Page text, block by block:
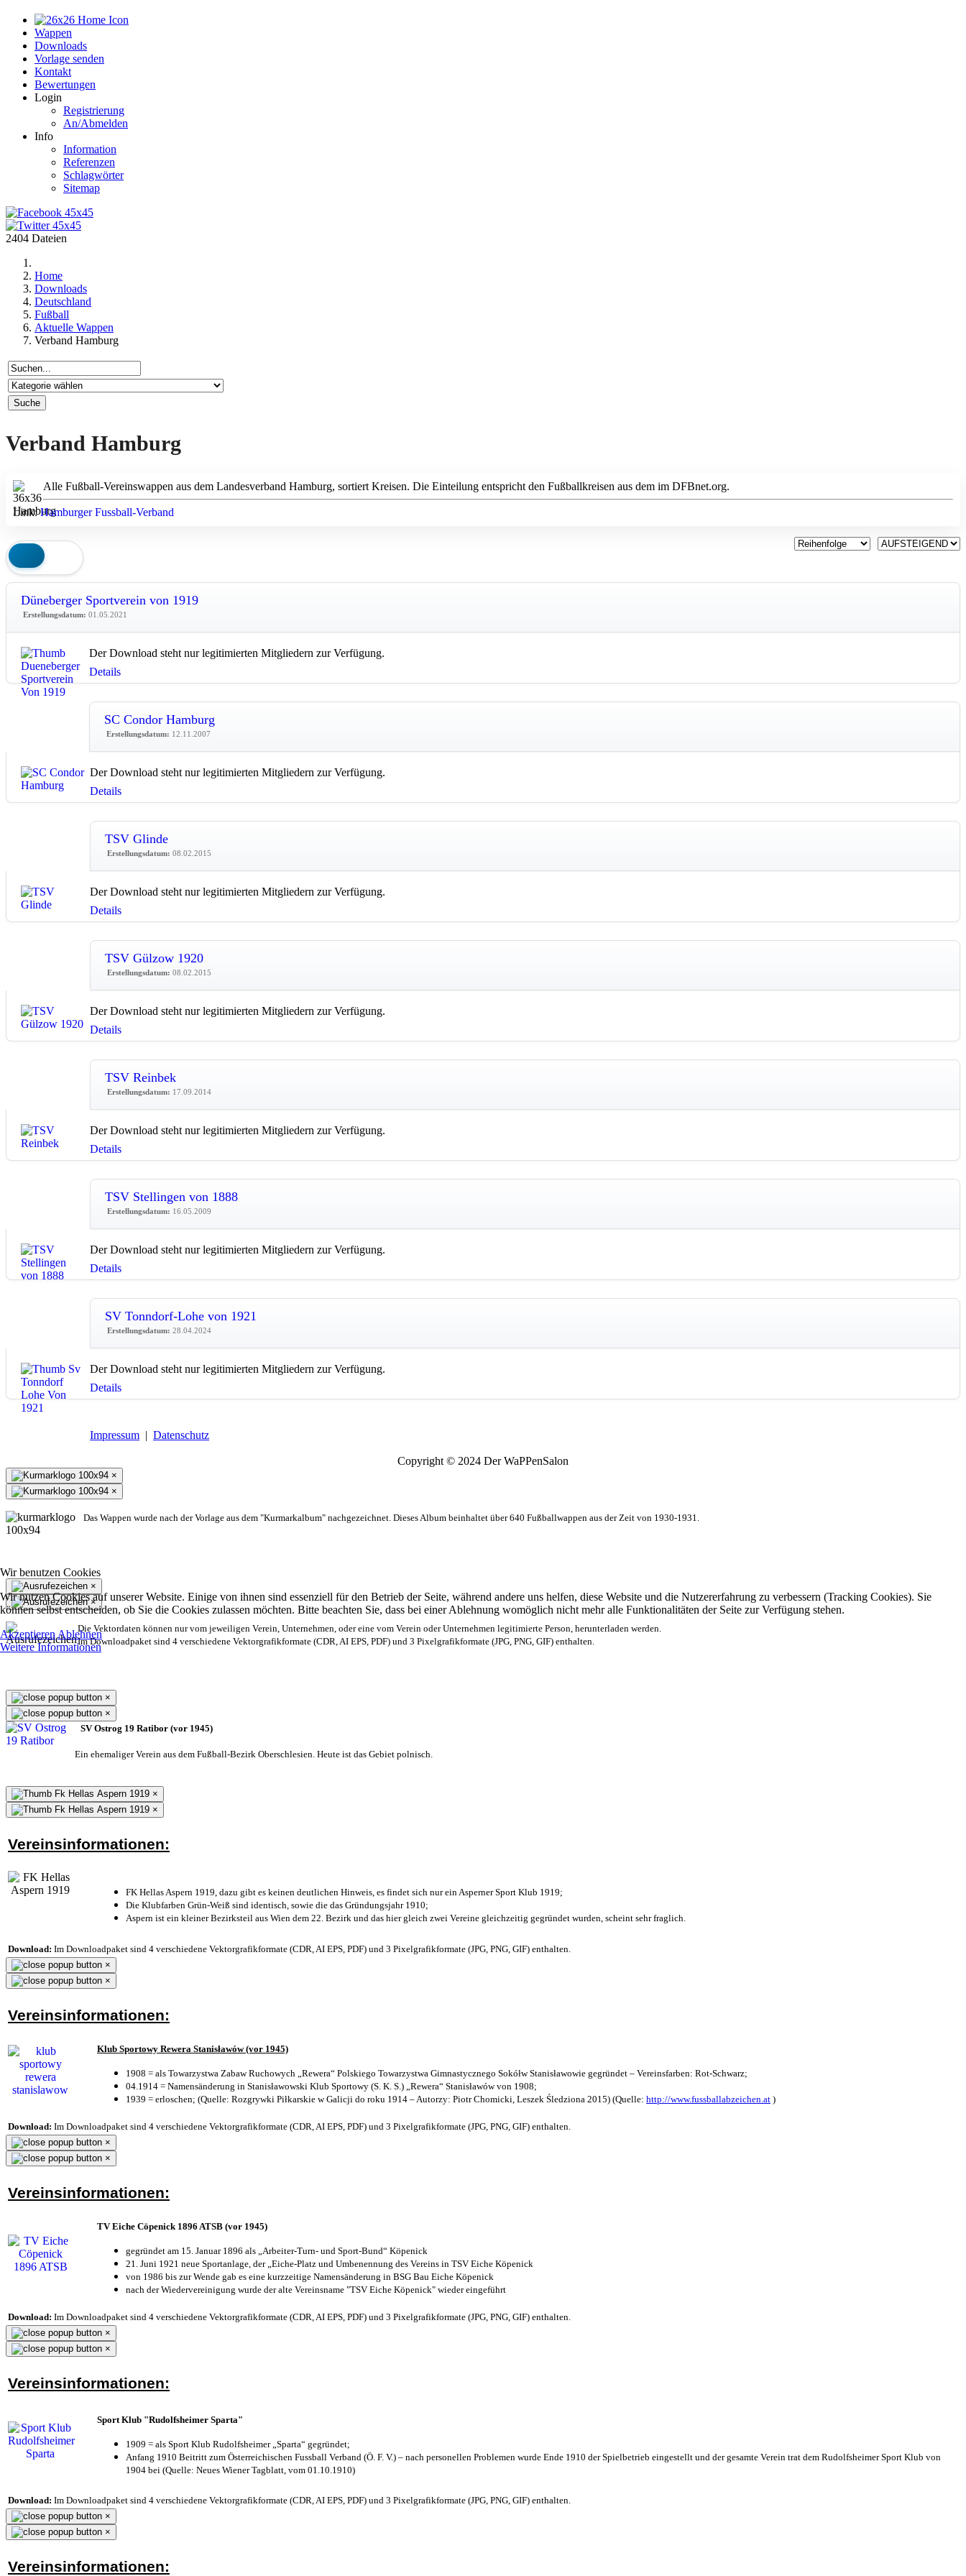
Wappen
Downloads
Vorlage senden
Kontakt
Bewertungen
Login
Registrierung
An/Abmelden
Info
Information
Referenzen
Schlagwörter
Sitemap
2404 Dateien
Home
Downloads
Deutschland
Fußball
Aktuelle Wappen
Verband Hamburg
Verband Hamburg
Alle Fußball-Vereinswappen aus dem Landesverband Hamburg, sortiert Kreisen. Die Einteilung entspricht den Fußballkreisen aus dem im DFBnet.org.
Link:Hamburger Fussball-Verband
Düneberger Sportverein von 1919
Erstellungsdatum: 01.05.2021
Der Download steht nur legitimierten Mitgliedern zur Verfügung.
Details
SC Condor Hamburg
Erstellungsdatum: 12.11.2007
Der Download steht nur legitimierten Mitgliedern zur Verfügung.
Details
TSV Glinde
Erstellungsdatum: 08.02.2015
Der Download steht nur legitimierten Mitgliedern zur Verfügung.
Details
TSV Gülzow 1920
Erstellungsdatum: 08.02.2015
Der Download steht nur legitimierten Mitgliedern zur Verfügung.
Details
TSV Reinbek
Erstellungsdatum: 17.09.2014
Der Download steht nur legitimierten Mitgliedern zur Verfügung.
Details
TSV Stellingen von 1888
Erstellungsdatum: 16.05.2009
Der Download steht nur legitimierten Mitgliedern zur Verfügung.
Details
SV Tonndorf-Lohe von 1921
Erstellungsdatum: 28.04.2024
Der Download steht nur legitimierten Mitgliedern zur Verfügung.
Details
Impressum | Datenschutz
Copyright © 2024 Der WaPPenSalon
Wir benutzen Cookies
Wir nutzen Cookies auf unserer Website. Einige von ihnen sind essenziell für den Betrieb der Seite, während andere uns helfen, diese Website und die Nutzererfahrung zu verbessern (Tracking Cookies). Sie
können selbst entscheiden, ob Sie die Cookies zulassen möchten. Bitte beachten Sie, dass bei einer Ablehnung womöglich nicht mehr alle Funktionalitäten der Seite zur Verfügung stehen.
Akzeptieren Ablehnen
Weitere Informationen
×
×
Das Wappen wurde nach der Vorlage aus dem "Kurmarkalbum" nachgezeichnet. Dieses Album beinhaltet über 640 Fußballwappen aus der Zeit von 1930-1931.
×
×
Die Vektordaten können nur vom jeweiligen Verein, Unternehmen, oder eine vom Verein oder Unternehmen legitimierte Person, herunterladen werden.
Im Downloadpaket sind 4 verschiedene Vektorgrafikformate (CDR, AI EPS, PDF) und 3 Pixelgrafikformate (JPG, PNG, GIF) enthalten.
×
×
SV Ostrog 19 Ratibor (vor 1945)
Ein ehemaliger Verein aus dem Fußball-Bezirk Oberschlesien. Heute ist das Gebiet polnisch.
×
×
Vereinsinformationen:
FK Hellas Aspern 1919, dazu gibt es keinen deutlichen Hinweis, es findet sich nur ein Asperner Sport Klub 1919;
Die Klubfarben Grün-Weiß sind identisch, sowie die das Gründungsjahr 1910;
Aspern ist ein kleiner Bezirksteil aus Wien dem 22. Bezirk und das hier gleich zwei Vereine gleichzeitig gegründet wurden, scheint sehr fraglich.
Download: Im Downloadpaket sind 4 verschiedene Vektorgrafikformate (CDR, AI EPS, PDF) und 3 Pixelgrafikformate (JPG, PNG, GIF) enthalten.
×
×
Vereinsinformationen:
Klub Sportowy Rewera Stanisławów (vor 1945)
1908 = als Towarzystwa Zabaw Ruchowych „Rewera“ Polskiego Towarzystwa Gimnastycznego Sokółw Stanisławowie gegründet – Vereinsfarben: Rot-Schwarz;
04.1914 = Namensänderung in Stanisławowski Klub Sportowy (S. K. S.) „Rewera“ Stanisławów von 1908;
1939 = erloschen; (Quelle: Rozgrywki Piłkarskie w Galicji do roku 1914 – Autorzy: Piotr Chomicki, Leszek Śledziona 2015) (Quelle: http://www.fussballabzeichen.at )
Download: Im Downloadpaket sind 4 verschiedene Vektorgrafikformate (CDR, AI EPS, PDF) und 3 Pixelgrafikformate (JPG, PNG, GIF) enthalten.
×
×
Vereinsinformationen:
TV Eiche Cöpenick 1896 ATSB (vor 1945)
gegründet am 15. Januar 1896 als „Arbeiter-Turn- und Sport-Bund“ Köpenick
21. Juni 1921 neue Sportanlage, der „Eiche-Platz und Umbenennung des Vereins in TSV Eiche Köpenick
von 1986 bis zur Wende gab es eine kurzzeitige Namensänderung in BSG Bau Eiche Köpenick
nach der Wiedervereinigung wurde der alte Vereinsname "TSV Eiche Köpenick" wieder eingeführt
Download: Im Downloadpaket sind 4 verschiedene Vektorgrafikformate (CDR, AI EPS, PDF) und 3 Pixelgrafikformate (JPG, PNG, GIF) enthalten.
×
×
Vereinsinformationen:
Sport Klub "Rudolfsheimer Sparta"
1909 = als Sport Klub Rudolfsheimer „Sparta“ gegründet;
Anfang 1910 Beitritt zum Österreichischen Fussball Verband (Ö. F. V.) – nach personellen Problemen wurde Ende 1910 der Spielbetrieb eingestellt und der gesamte Verein trat dem Rudolfsheimer Sport Klub von
1904 bei (Quelle: Neues Wiener Tagblatt, vom 01.10.1910)
Download: Im Downloadpaket sind 4 verschiedene Vektorgrafikformate (CDR, AI EPS, PDF) und 3 Pixelgrafikformate (JPG, PNG, GIF) enthalten.
×
×
Vereinsinformationen: